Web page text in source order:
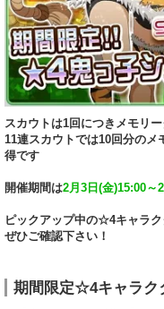
スカウトは1回につきメモリ
11連スカウトでは10回分のメ
得です
開催期間は2月3日(金)15:00～
ピックアップ中の☆4キャラク
ぜひご確認下さい！
期間限定☆4キャラク